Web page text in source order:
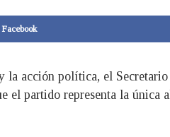
la acción política, el
el partido representa la